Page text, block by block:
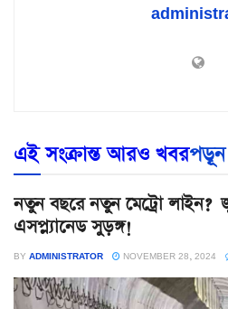
এই সংক্রান্ত আরও খবরপড়ূন
নতুন বছরে নতুন মেট্রো লাইন?
এসপ্ল্যানেড সুড়ঙ্গ!
BY ADMINISTRATOR NOVEMBER 28, 2024